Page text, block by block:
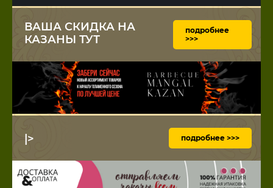
ВАША СКИДКА НА
КАЗАНЫ ТУТ
подробнее
>>>
|> подробнее >>>